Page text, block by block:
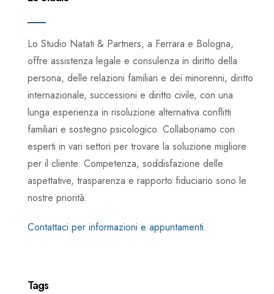
Lo Studio Natati & Partners, a Ferrara e Bologna,
offre assistenza legale e consulenza in diritto della
persona, delle relazioni familiari e dei minorenni, diritto
internazionale, successioni e diritto civile, con una
lunga esperienza in risoluzione alternativa conflitti
familiari e sostegno psicologico. Collaboriamo con
esperti in vari settori per trovare la soluzione migliore
per il cliente. Competenza, soddisfazione delle
aspettative, trasparenza e rapporto fiduciario sono le
nostre priorità.
Contattaci per informazioni e appuntamenti.
Tags